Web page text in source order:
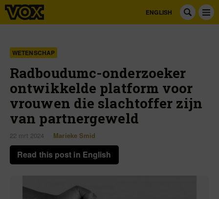
ENGLISH
WETENSCHAP
Radboudumc-onderzoeker
ontwikkelde platform voor
vrouwen die slachtoffer zijn
van partnergeweld
22 mrt 2024 Marieke Smid
Read this post in English